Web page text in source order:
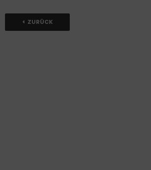
ZURÜCK